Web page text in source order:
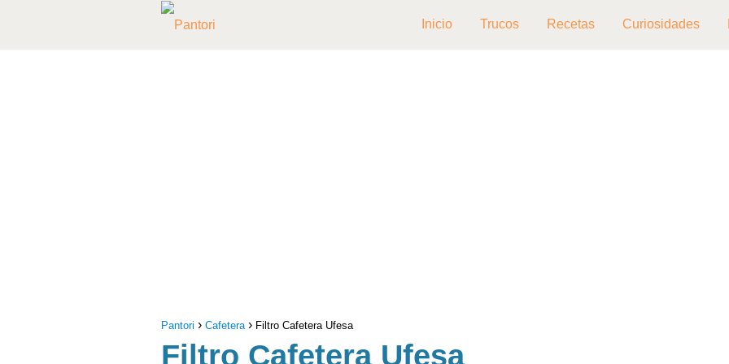
Inicio Trucos Recetas Curiosidades
Pantori Cafetera Filtro Cafetera Ufesa
Filtro Cafetera Ufesa